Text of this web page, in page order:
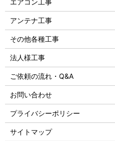
エアコン工事
アンテナ工事
その他各種工事
法人様工事
ご依頼の流れ・Q&A
お問い合わせ
プライバシーポリシー
サイトマップ